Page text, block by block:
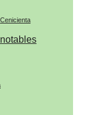
Cenicienta